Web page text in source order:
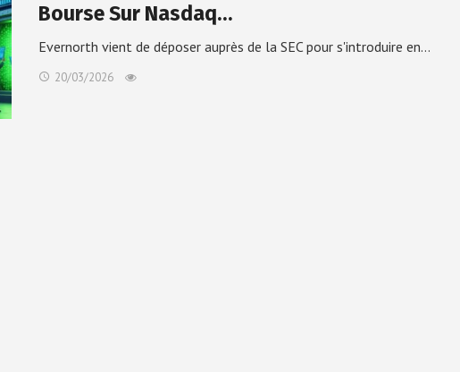
Bourse Sur Nasdaq…
Evernorth vient de déposer auprès de la SEC pour s'introduire en…
20/03/2026